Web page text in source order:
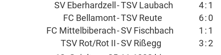
SV Eberhardzell -TSV Laubach 4: 1
FC Bellamont-TSV Reute 6: 0
FC Mittelbiberach-SV Fischbach 1 : 1
TSV Rot/Rot II -SV Rißegg 3 : 2